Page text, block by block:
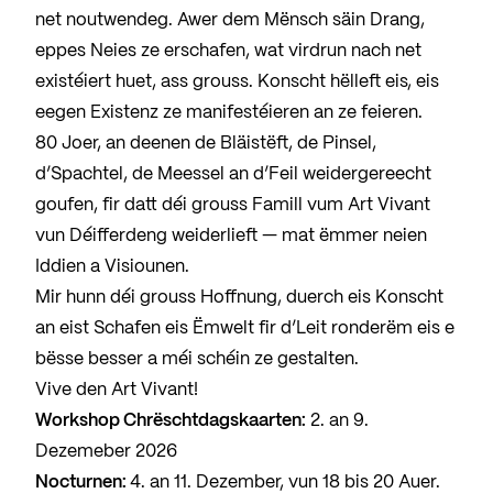
net noutwendeg. Awer dem Mënsch säin Drang,
eppes Neies ze erschafen, wat virdrun nach net
existéiert huet, ass grouss. Konscht hëlleft eis, eis
eegen Existenz ze manifestéieren an ze feieren.
80 Joer, an deenen de Bläistëft, de Pinsel,
d’Spachtel, de Meessel an d’Feil weidergereecht
goufen, fir datt déi grouss Famill vum Art Vivant
vun Déifferdeng weiderlieft — mat ëmmer neien
Iddien a Visiounen.
Mir hunn déi grouss Hoffnung, duerch eis Konscht
an eist Schafen eis Ëmwelt fir d’Leit ronderëm eis e
bësse besser a méi schéin ze gestalten.
Vive den Art Vivant!
Workshop Chrëschtdagskaarten: 2. an 9.
Dezemeber 2026
Nocturnen: 4. an 11. Dezember, vun 18 bis 20 Auer.